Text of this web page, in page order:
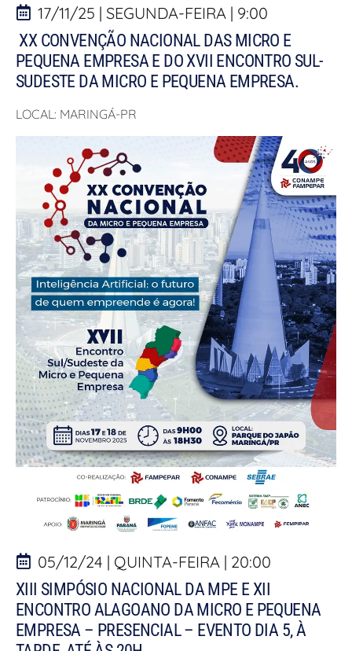
17/11/25 | SEGUNDA-FEIRA | 9:00
XX CONVENÇÃO NACIONAL DAS MICRO E
PEQUENA EMPRESA E DO XVII ENCONTRO SUL-
SUDESTE DA MICRO E PEQUENA EMPRESA.
LOCAL: MARINGÁ-PR
05/12/24 | QUINTA-FEIRA | 20:00
XIII SIMPÓSIO NACIONAL DA MPE E XII
ENCONTRO ALAGOANO DA MICRO E PEQUENA
EMPRESA – PRESENCIAL – EVENTO DIA 5, À